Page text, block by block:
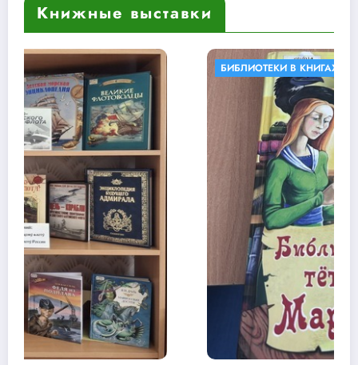
Книжные выставки
БИБЛИОТЕКИ В КНИГАХ КНИЖНЫЕ ВЫСТАВКИ